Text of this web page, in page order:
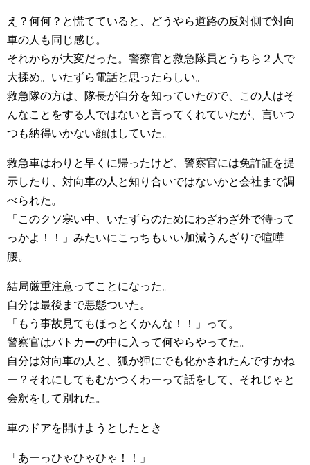
え？何何？と慌てていると、どうやら道路の反対側で対向
車の人も同じ感じ。
それからが大変だった。警察官と救急隊員とうちら２人で
大揉め。いたずら電話と思ったらしい。
救急隊の方は、隊長が自分を知っていたので、この人はそ
んなことをする人ではないと言ってくれていたが、言いつ
つも納得いかない顔はしていた。
救急車はわりと早くに帰ったけど、警察官には免許証を提
示したり、対向車の人と知り合いではないかと会社まで調
べられた。
「このクソ寒い中、いたずらのためにわざわざ外で待って
っかよ！！」みたいにこっちもいい加減うんざりで喧嘩
腰。
結局厳重注意ってことになった。
自分は最後まで悪態ついた。
「もう事故見てもほっとくかんな！！」って。
警察官はパトカーの中に入って何やらやってた。
自分は対向車の人と、狐か狸にでも化かされたんですかね
ー？それにしてもむかつくわーって話をして、それじゃと
会釈をして別れた。
車のドアを開けようとしたとき
「あーっひゃひゃひゃ！！」